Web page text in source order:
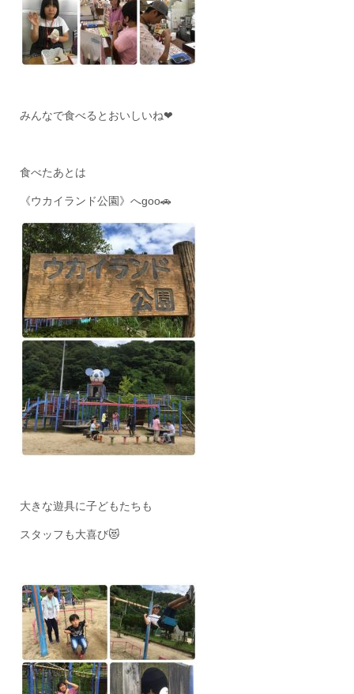
みんなで食べるとおいしいね❤
食べたあとは
《ウカイランド公園》へgoo🚗
大きな遊具に子どもたちも
スタッフも大喜び😻